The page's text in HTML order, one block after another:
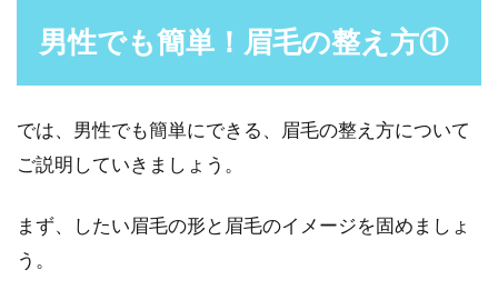
男性でも簡単！眉毛の整え方①
では、男性でも簡単にできる、眉毛の整え方について
ご説明していきましょう。
まず、したい眉毛の形と眉毛のイメージを固めましょ
う。